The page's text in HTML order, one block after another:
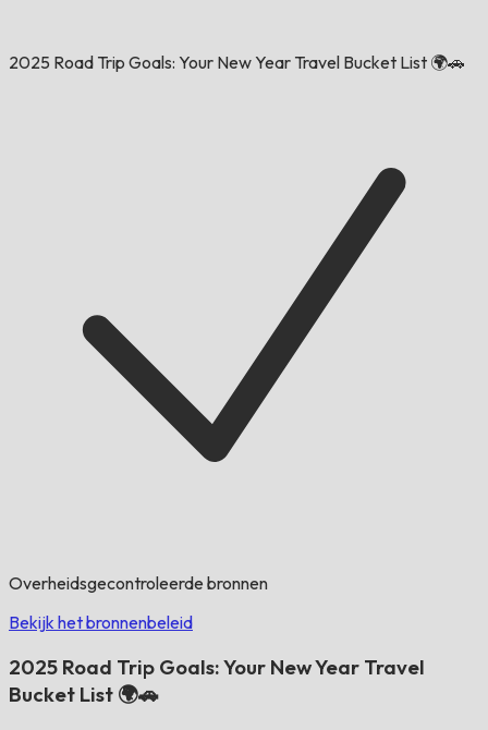
2025 Road Trip Goals: Your New Year Travel Bucket List 🌍🚗
Overheidsgecontroleerde bronnen
Bekijk het bronnenbeleid
2025 Road Trip Goals: Your New Year Travel
Bucket List 🌍🚗